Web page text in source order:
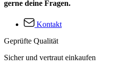
gerne deine Fragen.
Kontakt
Geprüfte Qualität
Sicher und vertraut einkaufen